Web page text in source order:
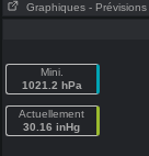
Graphiques - Prévisions
Mini.
1021.2 hPa
Actuellement
30.16 inHg